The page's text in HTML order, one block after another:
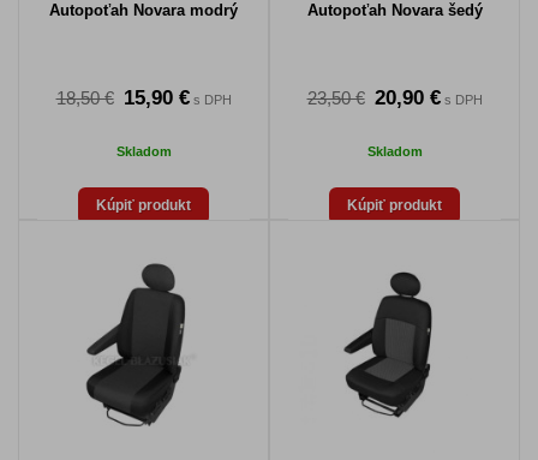
Autopoťah Novara modrý
18,50 € 15,90 €s DPH
Skladom
Kúpiť produkt
Autopoťah Novara šedý
23,50 € 20,90 €s DPH
Skladom
Kúpiť produkt